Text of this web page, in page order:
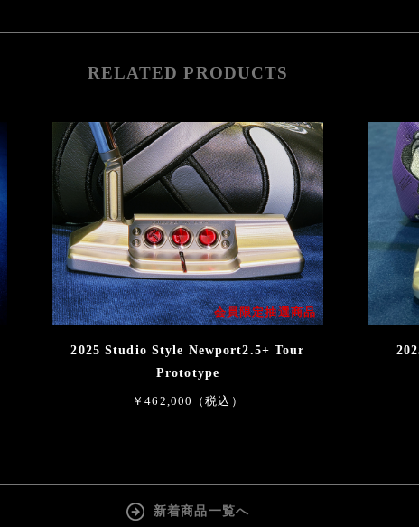
RELATED PRODUCTS
会員限定抽選商品
2025 Studio Style Newport2.5+ Tour
Prototype
￥462,000（税込）
新着商品一覧へ